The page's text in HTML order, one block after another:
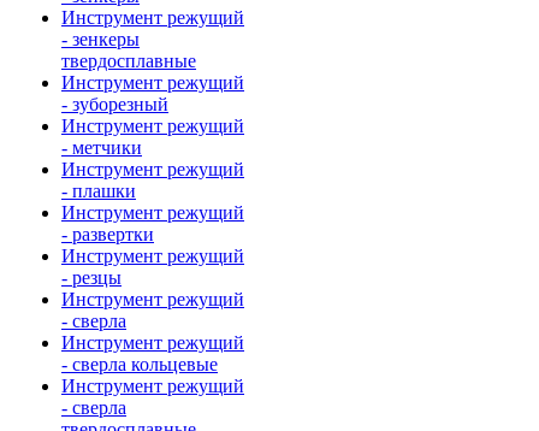
Инструмент режущий
- зенкеры
твердосплавные
Инструмент режущий
- зуборезный
Инструмент режущий
- метчики
Инструмент режущий
- плашки
Инструмент режущий
- развертки
Инструмент режущий
- резцы
Инструмент режущий
- сверла
Инструмент режущий
- сверла кольцевые
Инструмент режущий
- сверла